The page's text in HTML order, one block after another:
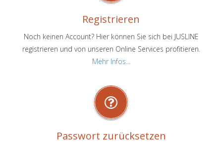
Registrieren
Noch keinen Account? Hier können Sie sich bei JUSLINE
registrieren und von unseren Online Services profitieren.
Mehr Infos...
Passwort zurücksetzen